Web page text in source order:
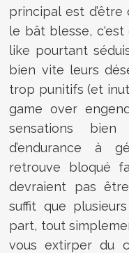
principal est d’être
le bât blesse, c'est
like pourtant
bien vite leurs
trop punitifs (et
game over
sensations
d’endurance à
retrouve bloqué
devraient pas
suffit que
part, tout
vous extirper du